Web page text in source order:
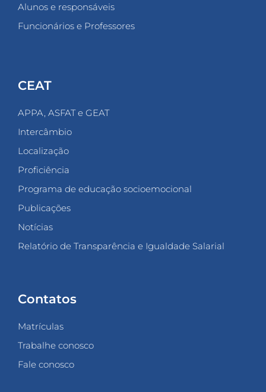
Alunos e responsáveis
Funcionários e Professores
CEAT
APPA, ASFAT e GEAT
Intercâmbio
Localização
Proficiência
Programa de educação socioemocional
Publicações
Notícias
Relatório de Transparência e Igualdade Salarial
Contatos
Matrículas
Trabalhe conosco
Fale conosco